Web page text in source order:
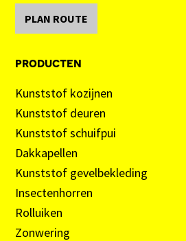
PLAN ROUTE
producten
Kunststof kozijnen
Kunststof deuren
Kunststof schuifpui
Dakkapellen
Kunststof gevelbekleding
Insectenhorren
Rolluiken
Zonwering